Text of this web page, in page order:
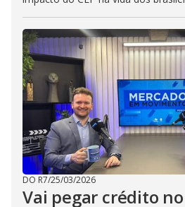
DO R7/25/03/2026
Vai pegar crédito